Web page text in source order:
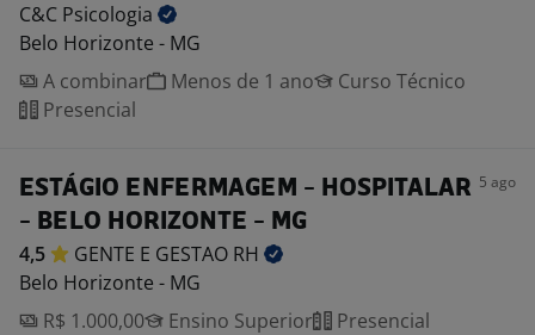
C&C Psicologia
Belo Horizonte - MG
A combinar
Menos de 1 ano
Curso Técnico
Presencial
ESTÁGIO ENFERMAGEM - HOSPITALAR
- BELO HORIZONTE - MG
5 ago
4,5 GENTE E GESTAO RH
Belo Horizonte - MG
R$ 1.000,00
Ensino Superior Presencial